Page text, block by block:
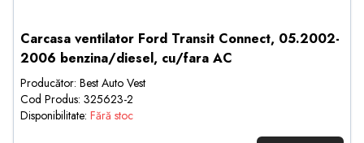
Carcasa ventilator Ford Transit Connect, 05.2002-
2006 benzina/diesel, cu/fara AC
Producător: Best Auto Vest
Cod Produs: 325623-2
Disponibilitate: Fără stoc